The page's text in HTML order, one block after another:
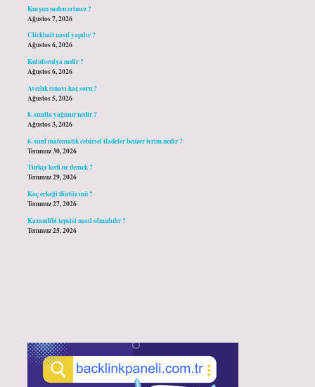
Kurşun neden erimez ?
Ağustos 7, 2026
Clickbait nasıl yapılır ?
Ağustos 6, 2026
Kuluforniya nedir ?
Ağustos 6, 2026
Avcılık sınavı kaç soru ?
Ağustos 5, 2026
8. sınıfta yağmur nedir ?
Ağustos 3, 2026
6. sınıf matematik cebirsel ifadeler benzer terim nedir ?
Temmuz 30, 2026
Türkçe kedi ne demek ?
Temmuz 29, 2026
Koç erkeği flörtöz mü ?
Temmuz 27, 2026
Kazandibi tepsisi nasıl olmalıdır ?
Temmuz 25, 2026